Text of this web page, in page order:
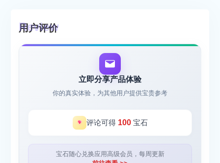
用户评价
立即分享产品体验
你的真实体验，为其他用户提供宝贵参考
评论可得 100宝石
宝石随心兑换应用高级会员，每周更新